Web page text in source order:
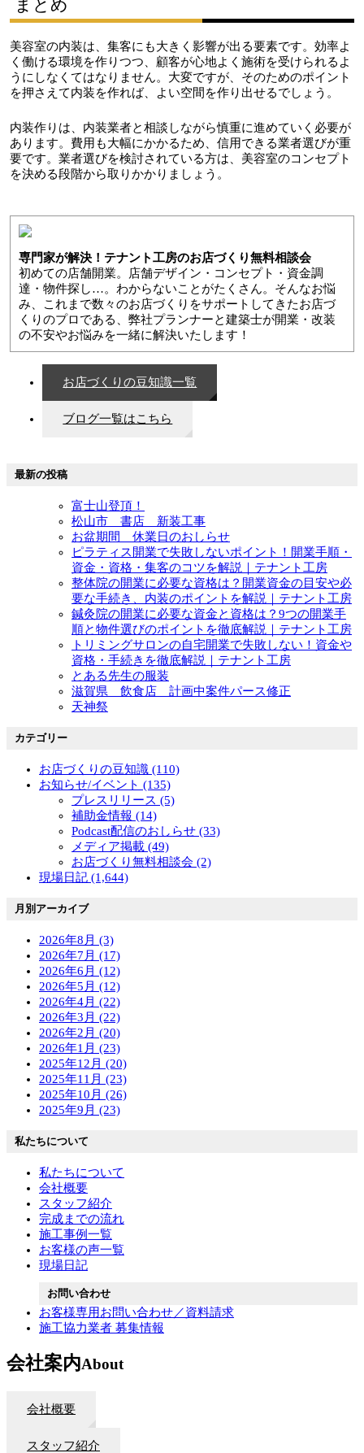
まとめ
美容室の内装は、集客にも大きく影響が出る要素です。効率よ
く働ける環境を作りつつ、顧客が心地よく施術を受けられるよ
うにしなくてはなりません。大変ですが、そのためのポイント
を押さえて内装を作れば、よい空間を作り出せるでしょう。
内装作りは、内装業者と相談しながら慎重に進めていく必要が
あります。費用も大幅にかかるため、信用できる業者選びが重
要です。業者選びを検討されている方は、美容室のコンセプト
を決める段階から取りかかりましょう。
専門家が解決！テナント工房のお店づくり無料相談会
初めての店舗開業。店舗デザイン・コンセプト・資金調
達・物件探し…。わからないことがたくさん。そんなお悩
み、これまで数々のお店づくりをサポートしてきたお店づ
くりのプロである、弊社プランナーと建築士が開業・改装
の不安やお悩みを一緒に解決いたします！
お店づくりの豆知識一覧
ブログ一覧はこちら
最新の投稿
富士山登頂！
松山市 書店 新装工事
お盆期間 休業日のおしらせ
ピラティス開業で失敗しないポイント！開業手順・
資金・資格・集客のコツを解説｜テナント工房
整体院の開業に必要な資格は？開業資金の目安や必
要な手続き、内装のポイントを解説｜テナント工房
鍼灸院の開業に必要な資金と資格は？9つの開業手
順と物件選びのポイントを徹底解説｜テナント工房
トリミングサロンの自宅開業で失敗しない！資金や
資格・手続きを徹底解説｜テナント工房
とある先生の服装
滋賀県 飲食店 計画中案件パース修正
天神祭
カテゴリー
お店づくりの豆知識 (110)
お知らせ/イベント (135)
プレスリリース (5)
補助金情報 (14)
Podcast配信のおしらせ (33)
メディア掲載 (49)
お店づくり無料相談会 (2)
現場日記 (1,644)
月別アーカイブ
2026年8月 (3)
2026年7月 (17)
2026年6月 (12)
2026年5月 (12)
2026年4月 (22)
2026年3月 (22)
2026年2月 (20)
2026年1月 (23)
2025年12月 (20)
2025年11月 (23)
2025年10月 (26)
2025年9月 (23)
私たちについて
私たちについて
会社概要
スタッフ紹介
完成までの流れ
施工事例一覧
お客様の声一覧
現場日記
お問い合わせ
お客様専用お問い合わせ／資料請求
施工協力業者 募集情報
会社案内About
会社概要
スタッフ紹介